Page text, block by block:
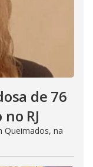
de 76
RJ
Queimados, na